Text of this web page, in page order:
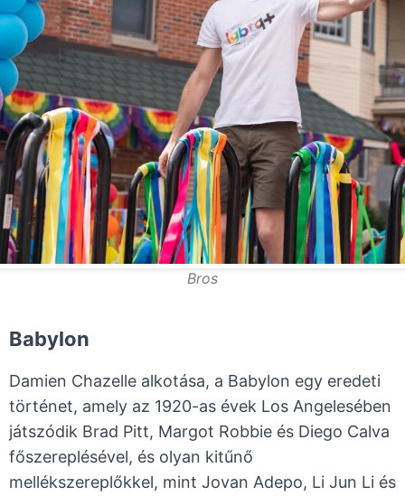
Bros
Babylon
Damien Chazelle alkotása, a Babylon egy eredeti
történet, amely az 1920-as évek Los Angelesében
játszódik Brad Pitt, Margot Robbie és Diego Calva
főszereplésével, és olyan kitűnő
mellékszereplőkkel, mint Jovan Adepo, Li Jun Li és